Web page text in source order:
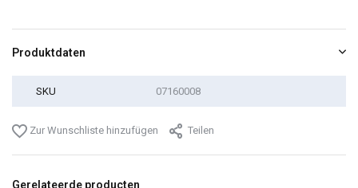
Produktdaten
SKU 07160008
Zur Wunschliste hinzufügen Teilen
Gerelateerde producten